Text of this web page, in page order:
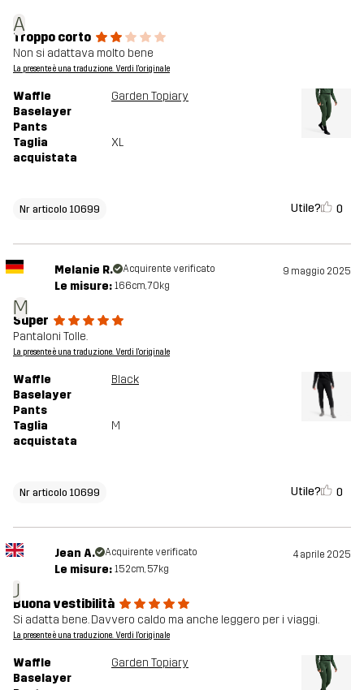
A
Troppo corto
Non si adattava molto bene
La presente è una traduzione. Verdi l'originale
Waffle
Baselayer
Pants
Garden Topiary
Taglia
acquistata
XL
Nr articolo 10699 Utile? 0
M
Melanie R. Acquirente verificato 9 maggio 2025
Le misure: 166cm, 70kg
Super
Pantaloni Tolle.
La presente è una traduzione. Verdi l'originale
Waffle
Baselayer
Pants
Black
Taglia
acquistata
M
Nr articolo 10699 Utile? 0
J
Jean A. Acquirente verificato 4 aprile 2025
Le misure: 152cm, 57kg
Buona vestibilità
Si adatta bene. Davvero caldo ma anche leggero per i viaggi.
La presente è una traduzione. Verdi l'originale
Waffle
Baselayer
Garden Topiary